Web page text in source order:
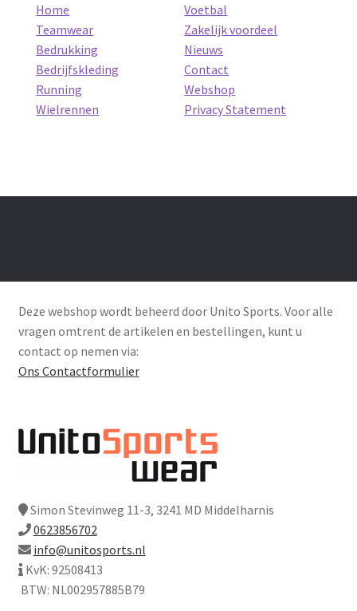
Home
Teamwear
Bedrukking
Bedrijfskleding
Running
Wielrennen
Voetbal
Zakelijk voordeel
Nieuws
Contact
Webshop
Privacy Statement
Deze webshop wordt beheerd door Unito Sports. Voor alle
vragen omtrent de artikelen en bestellingen, kunt u
contact op nemen via:
Ons Contactformulier
Simon Stevinweg 11-3, 3241 MD Middelharnis
0623856702
info@unitosports.nl
KvK: 92508413
BTW: NL002957885B79